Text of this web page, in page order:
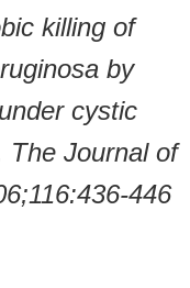
killing of
by
cystic
The Journal of
446